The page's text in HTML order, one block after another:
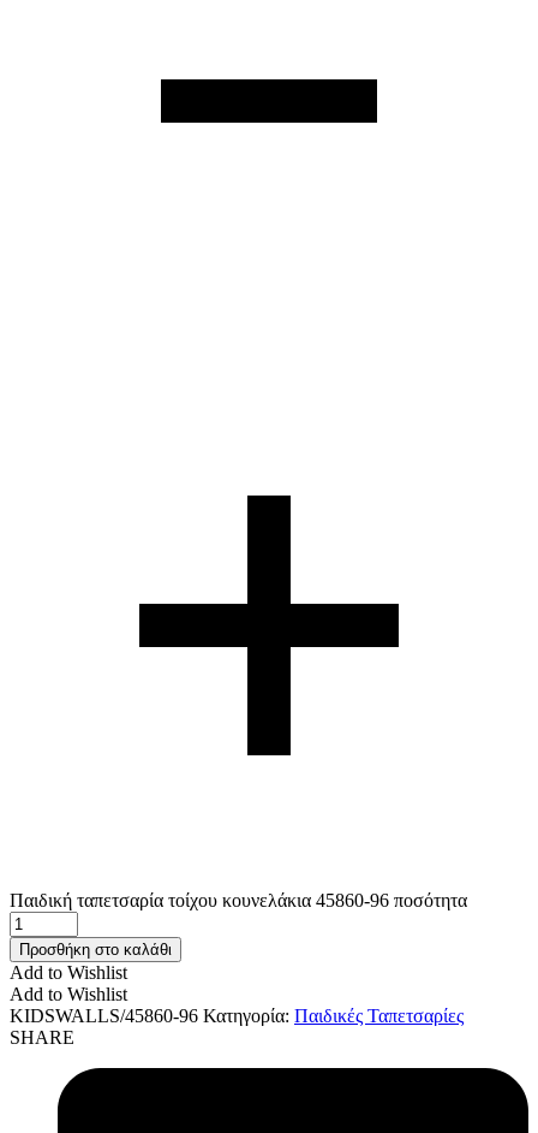
Παιδική ταπετσαρία τοίχου κουνελάκια 45860-96 ποσότητα
Προσθήκη στο καλάθι
Add to Wishlist
Add to Wishlist
KIDSWALLS/45860-96 Κατηγορία: Παιδικές Ταπετσαρίες
SHARE